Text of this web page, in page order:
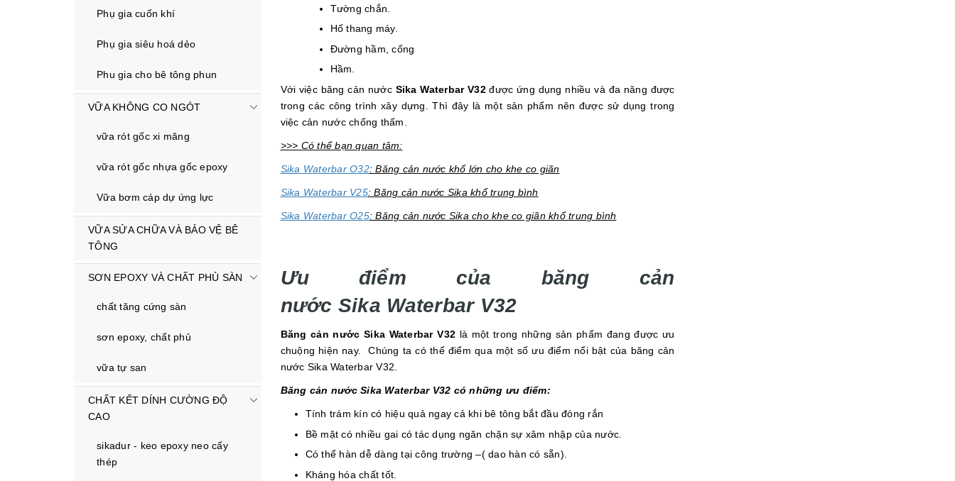
Phụ gia cuốn khí
Phụ gia siêu hoá dẻo
Phu gia cho bê tông phun
VỮA KHÔNG CO NGÓT
vữa rót gốc xi măng
vữa rót gốc nhựa gốc epoxy
Vữa bơm cáp dự ứng lực
VỮA SỬA CHỮA VÀ BẢO VỆ BÊ
TÔNG
SƠN EPOXY VÀ CHẤT PHỦ SÀN
chất tăng cứng sàn
sơn epoxy, chất phủ
vữa tự san
CHẤT KẾT DÍNH CƯỜNG ĐỘ
CAO
sikadur - keo epoxy neo cấy
thép
Tường chắn.
Hố thang máy.
Đường hầm, cống
Hầm.
Với việc băng cản nước Sika Waterbar V32được ứng dụng nhiều và đa năng được
trong các công trình xây dựng. Thì đây là một sản phẩm nên được sử dụng trong
việc cản nước chống thấm.
>>> Có thể bạn quan tâm:
Sika Waterbar O32: Băng cản nước khổ lớn cho khe co giãn
Sika Waterbar V25: Băng cản nước Sika khổ trung bình
Sika Waterbar O25: Băng cản nước Sika cho khe co giãn khổ trung bình
Ưu điểm của băng cản
nước Sika Waterbar V32
Băng cản nước Sika Waterbar V32 là một trong những sản phẩm đang được ưu
chuộng hiện nay. Chúng ta có thể điểm qua một số ưu điểm nổi bật của băng cản
nước Sika Waterbar V32.
Băng cản nước Sika Waterbar V32 có những ưu điểm:
Tính trám kín có hiệu quả ngay cả khi bê tông bắt đầu đóng rắn
Bề mặt có nhiều gai có tác dụng ngăn chặn sự xâm nhập của nước.
Có thể hàn dễ dàng tại công trường –( dao hàn có sẵn).
Kháng hóa chất tốt.